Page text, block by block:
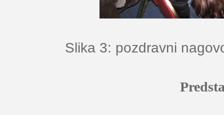
Slika 3: pozdravni